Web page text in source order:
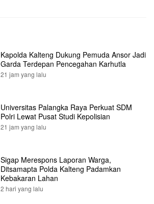
Kapolda Kalteng Dukung Pemuda Ansor Jadi
Garda Terdepan Pencegahan Karhutla
21 jam yang lalu
Universitas Palangka Raya Perkuat SDM
Polri Lewat Pusat Studi Kepolisian
21 jam yang lalu
Sigap Merespons Laporan Warga,
Ditsamapta Polda Kalteng Padamkan
Kebakaran Lahan
2 hari yang lalu